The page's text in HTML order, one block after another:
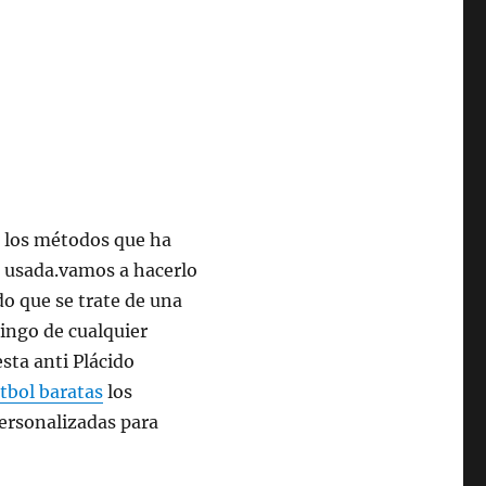
métodos que ha
a hacerlo
que se trate de una
de cualquier
anti Plácido
baratas los
para